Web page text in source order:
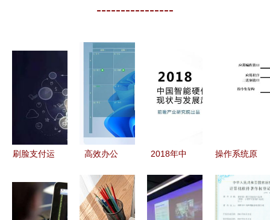
----------------
刷脸支付运
从技术到市
场的全方位
高效办公
实用的效率
办公软件
2018年中
行业现状与
发展趋势报
操作系统原
作系统概述
与计算机软